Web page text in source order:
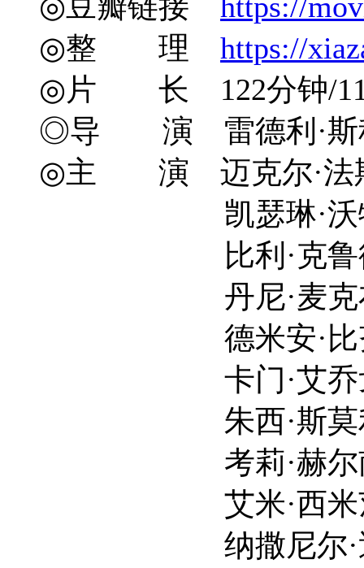
◎整 理 https://
◎片 长 122分钟/116
◎导 演 雷德利·斯科
◎主 演 迈克尔·法斯
凯瑟琳·沃特斯顿
比利·克鲁德普
丹尼·麦克布耐
德米安·比齐尔
卡门·艾乔戈
朱西·斯莫利特
考莉·赫尔南德
艾米·西米茨
纳撒尼尔·迪安